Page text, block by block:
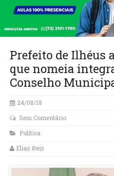
Prefeito de Ilhéus
que nomeia
Conselho
24/08/18
Sem Comentário
Política
Elias Reis